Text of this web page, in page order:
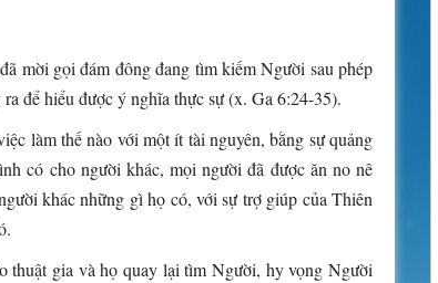
mời gọi đám đông đang tìm kiếm Người sau phép
để hiểu được ý nghĩa thực sự (x. Ga 6:24-35).
làm thế nào với một ít tài nguyên, bằng sự quảng
có cho người khác, mọi người đã được ăn no nê
khác những gì họ có, với sự trợ giúp của Thiên
thuật gia và họ quay lại tìm Người, hy vọng Người